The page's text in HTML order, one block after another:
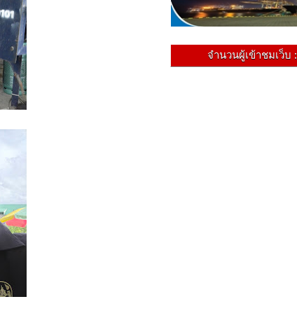
จำนวนผู้เข้าชมเว็บ :